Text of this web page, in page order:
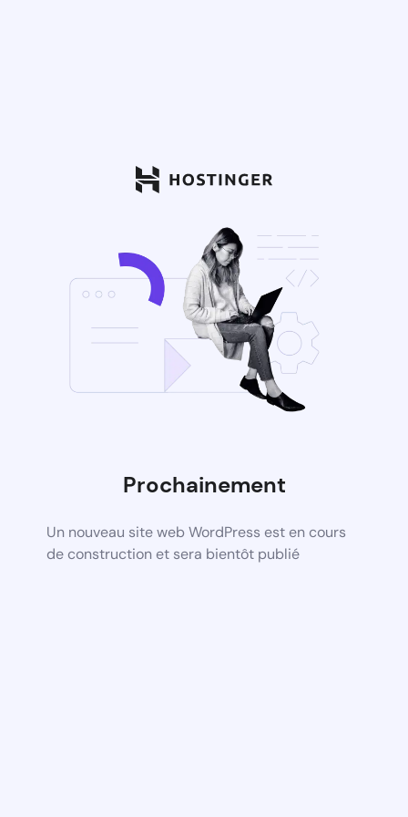
Prochainement
Un nouveau site web WordPress est en cours
de construction et sera bientôt publié